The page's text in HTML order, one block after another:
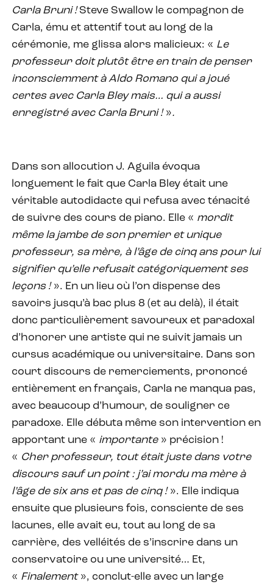
Carla Bruni !Steve Swallow le compagnon de
Carla, ému et attentif tout au long de la
cérémonie, me glissa alors malicieux: « Le
professeur doit plutôt être en train de penser
inconsciemment à Aldo Romano qui a joué
certes avec Carla Bley mais… qui a aussi
enregistré avec Carla Bruni ! ».
Dans son allocution J. Aguila évoqua
longuement le fait que Carla Bley était une
véritable autodidacte qui refusa avec ténacité
de suivre des cours de piano. Elle « mordit
même la jambe de son premier et unique
professeur, sa mère, à l’âge de cinq ans pour lui
signifier qu’elle refusait catégoriquement ses
leçons ! ». En un lieu où l’on dispense des
savoirs jusqu’à bac plus 8 (et au delà), il était
donc particulièrement savoureux et paradoxal
d’honorer une artiste qui ne suivit jamais un
cursus académique ou universitaire. Dans son
court discours de remerciements, prononcé
entièrement en français, Carla ne manqua pas,
avec beaucoup d’humour, de souligner ce
paradoxe. Elle débuta même son intervention en
apportant une « importante» précision !
« Cher professeur, tout était juste dans votre
discours sauf un point : j’ai mordu ma mère à
l’âge de six ans et pas de cinq ! ». Elle indiqua
ensuite que plusieurs fois, consciente de ses
lacunes, elle avait eu, tout au long de sa
carrière, des velléités de s’inscrire dans un
conservatoire ou une université… Et,
« Finalement», conclut-elle avec un large